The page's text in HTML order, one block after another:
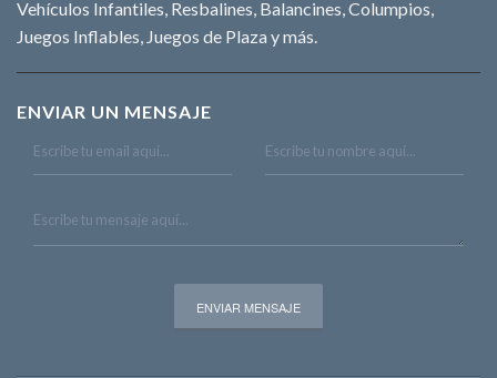
Vehículos Infantiles, Resbalines, Balancines, Columpios,
Juegos Inflables, Juegos de Plaza y más.
ENVIAR UN MENSAJE